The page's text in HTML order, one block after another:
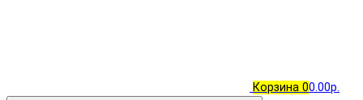
Корзина 00.00р.